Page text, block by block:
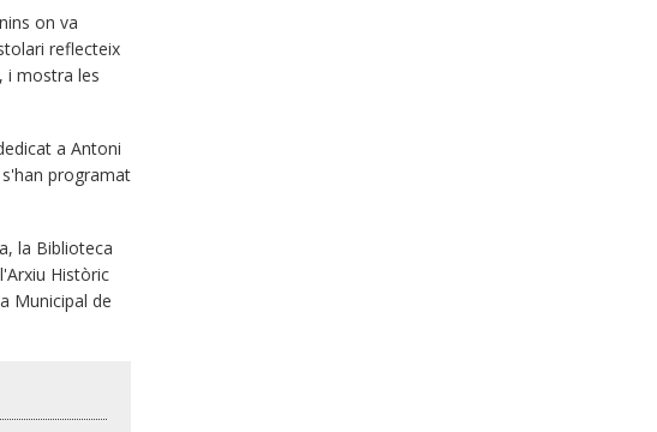
on va
reflecteix
i mostra les
a Antoni
programat
la Biblioteca
Històric
Municipal de